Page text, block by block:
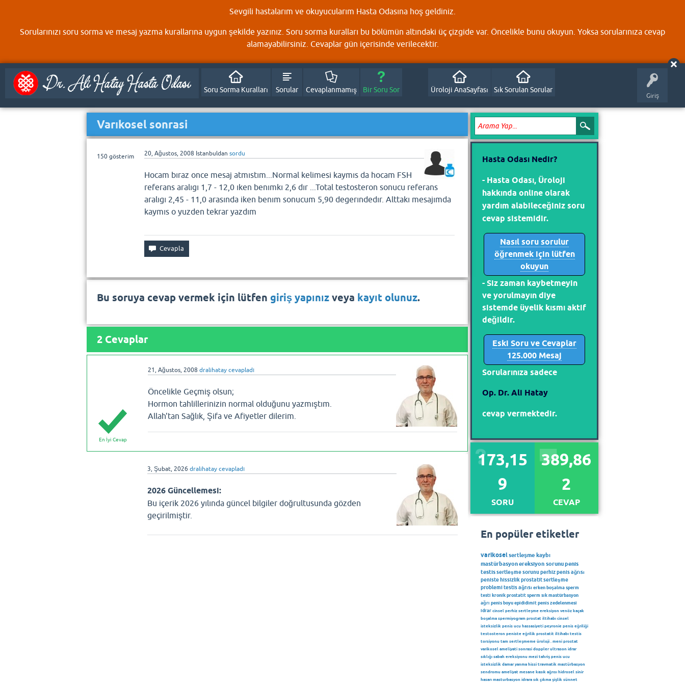
Sevgili hastalarım ve okuyucularım Hasta Odasına hoş geldiniz.
Sorularınızı soru sorma ve mesaj yazma kurallarına uygun şekilde yazınız. Soru sorma kuralları bu bölümün altındaki üç çizgide var. Öncelikle bunu okuyun. Yoksa sorularınıza cevap
alamayabilirsiniz. Cevaplar gün içerisinde verilecektir.
Giriş
Soru Sorma Kuralları Sorular Cevaplanmamış Bir Soru Sor Sık Sorulan Sorular
Üroloji AnaSayfası
Varıkosel sonrasi
150 gösterim 20, Ağustos, 2008 Istanbuldan sordu
Hocam bıraz once mesaj atmıstım...Normal kelimesi kaymıs da hocam FSH
referans aralıgı 1,7 - 12,0 ıken benımkı 2,6 dır ...Total testosteron sonucu referans
aralıgı 2,45 - 11,0 arasında iken benım sonucum 5,90 degerındedır. Alttakı mesajımda
kaymıs o yuzden tekrar yazdım
Bu soruya cevap vermek için lütfen giriş yapınız veya kayıt olunuz.
2 Cevaplar
21, Ağustos, 2008 dralihatay cevapladı
En İyi Cevap
Öncelikle Geçmiş olsun;
Hormon tahlillerinizin normal olduğunu yazmıştım.
Allah'tan Sağlık, Şifa ve Afiyetler dilerim.
3, Şubat, 2026 dralihatay cevapladı
2026 Güncellemesi:
Bu içerik 2026 yılında güncel bilgiler doğrultusunda gözden
geçirilmiştir.
Hasta Odası Nedir?
- Hasta Odası, Üroloji
hakkında online olarak
yardım alabileceğiniz soru
cevap sistemidir.
Nasıl soru sorulur
öğrenmek için lütfen
okuyun
- Siz zaman kaybetmeyin
ve yorulmayın diye
sistemde üyelik kısmı aktif
değildir.
Eski Soru ve Cevaplar
125.000 Mesaj
Sorularınıza sadece
Op. Dr. Ali Hatay
cevap vermektedir.
173,15
9
SORU
389,86
2
CEVAP
En popüler etiketler
varikoselsertleşme kaybı
mastürbasyonereksiyon sorunupenis
testissertleşme sorunuperhizpenis ağrısı
peniste hissizlikprostatitsertleşme
problemitestis ağrısı erken boşalmasperm
testi kronik prostatitspermsık mastürbasyon
ağrı penis boyuepididimitpenis zedelenmesi
idrar cinsel perhiz sertleşme ereksiyon venöz kaçak
boşalma spermiyogram prostat iltihabı cinsel
isteksizlik penis ucu hassasiyeti peyronie penis eğriliği
testosteron peniste eğrilik prostatit iltihabı testis
torsiyonu tam sertleşmeme üroloji meni prostat
varikosel ameliyati sonrasi doppler ultrason idrar
sıklığı sabah ereksiyonu mezi tahriş penis ucu
isteksizlik damar yanma hissi travmatik mastürbasyon
sendromu ameliyat mesane kasık ağrısı hidrosel sinir
hasarı masturbasyon idrara sık çıkma şişlik sünnet